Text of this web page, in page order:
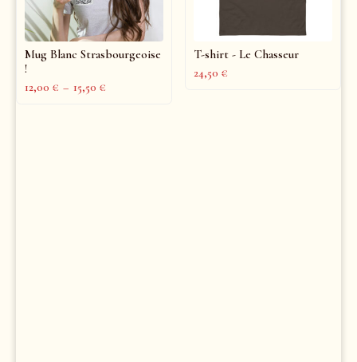
Mug Blanc Strasbourgeoise
!
12,00 € – 15,50 €
T-shirt - Le Chasseur
24,50 €